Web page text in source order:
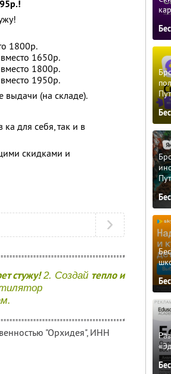
1800р.
1650р.
1800р.
1950р.
выдачи (на складе).
для себя, так и в
скидками и
стужу!2. Создай тепло и
"Орхидея",ИНН